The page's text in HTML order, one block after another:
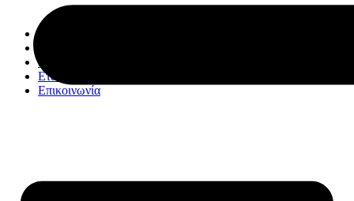
Κατάστημα
Εταιρία
Επικοινωνία